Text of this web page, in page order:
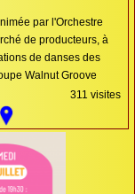
par l'Orchestre
de producteurs, à
de danses des
Walnut Groove
311 visites